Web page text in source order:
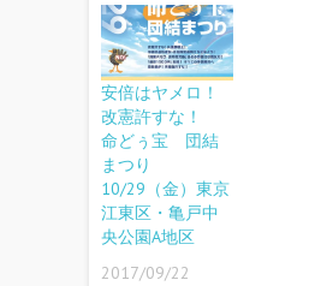
安倍はヤメロ！
改憲許すな！
命どぅ宝 団結
まつり
10/29（金）東京
江東区・亀戸中
央公園A地区
2017/09/22